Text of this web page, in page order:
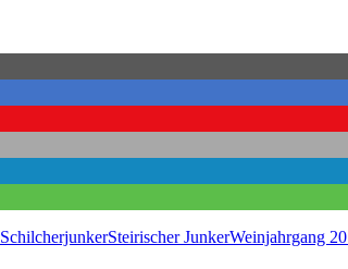
SchilcherjunkerSteirischer JunkerWeinjahrgang